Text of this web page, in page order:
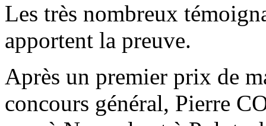
Les très nombreux
apportent la preuve.
Après un premier prix de
concours général, Pierre